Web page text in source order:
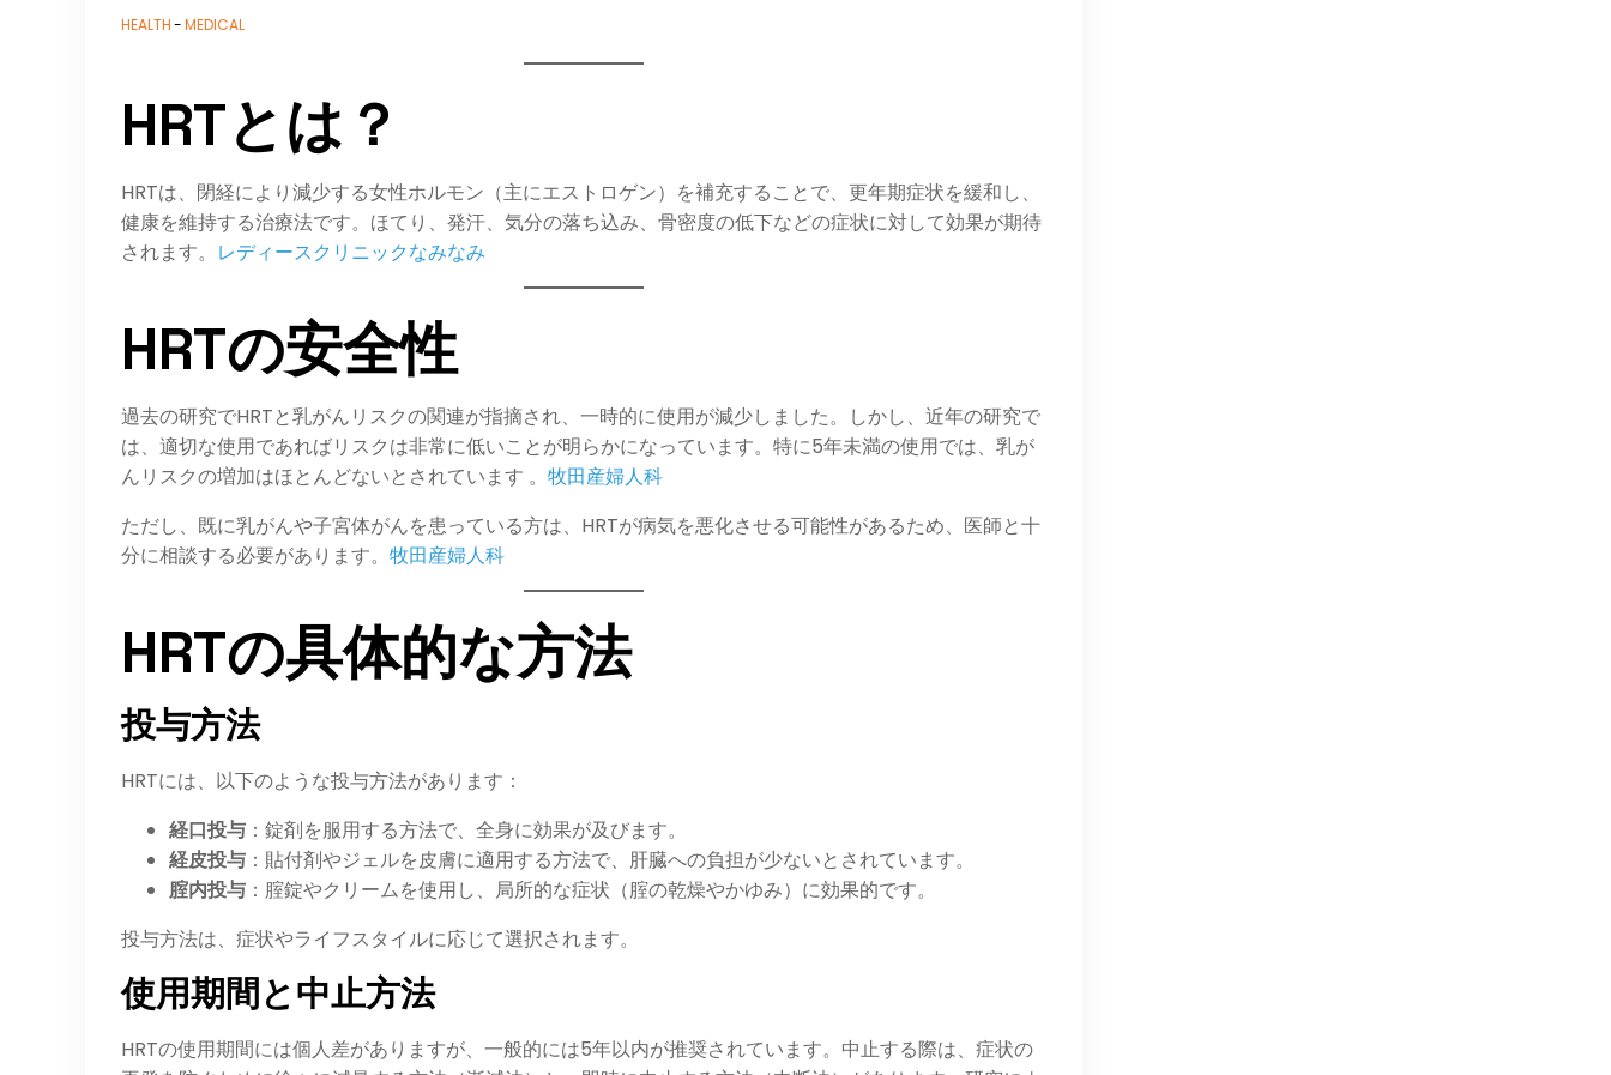
HEALTH-MEDICAL
HRTとは？
HRTは、閉経により減少する女性ホルモン（主にエストロゲン）を補充することで、更年期症状を緩和し、
健康を維持する治療法です。​ほてり、発汗、気分の落ち込み、骨密度の低下などの症状に対して効果が期待
されます。​ レディースクリニックなみなみ
HRTの安全性
過去の研究でHRTと乳がんリスクの関連が指摘され、一時的に使用が減少しました。しかし、近年の研究で
は、適切な使用であればリスクは非常に低いことが明らかになっています。​特に5年未満の使用では、乳が
んリスクの増加はほとんどないとされています 。​ 牧田産婦人科
ただし、既に乳がんや子宮体がんを患っている方は、HRTが病気を悪化させる可能性があるため、医師と十
分に相談する必要があります。​ 牧田産婦人科
HRTの具体的な方法
投与方法
HRTには、以下のような投与方法があります：​
経口投与 ：​錠剤を服用する方法で、全身に効果が及びます。
経皮投与 ：​貼付剤やジェルを皮膚に適用する方法で、肝臓への負担が少ないとされています。
腟内投与 ：​腟錠やクリームを使用し、局所的な症状（腟の乾燥やかゆみ）に効果的です。​
投与方法は、症状やライフスタイルに応じて選択されます。​
使用期間と中止方法
HRTの使用期間には個人差がありますが、一般的には5年以内が推奨されています。​中止する際は、症状の